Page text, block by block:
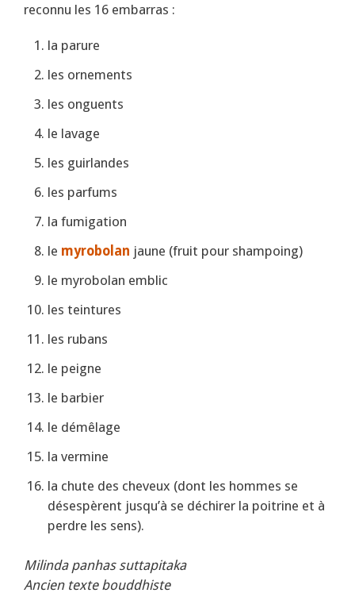
reconnu les 16 embarras :
la parure
les ornements
les onguents
le lavage
les guirlandes
les parfums
la fumigation
le myrobolan jaune (fruit pour shampoing)
le myrobolan emblic
les teintures
les rubans
le peigne
le barbier
le démêlage
la vermine
la chute des cheveux (dont les hommes se
désespèrent jusqu’à se déchirer la poitrine et à
perdre les sens).
Milinda panhas suttapitaka
Ancien texte bouddhiste